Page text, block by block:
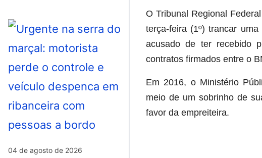
04 de agosto de 2026
O Tribunal Regional
terça-feira (1º) trancar
acusado de ter recebido
contratos firmados entre o
Em 2016, o Ministério
meio de um sobrinho de
favor da empreiteira.